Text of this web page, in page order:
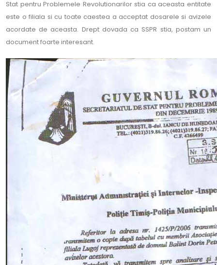
Stat pentru Problemele Revolutionarilor stia ca aceasta entitate
este o filiala si cu toate caestea a acceptat dosarele si avizele
acordate de aceasta. Drept dovada ca SSPR stia, postam un
document foarte interesant.